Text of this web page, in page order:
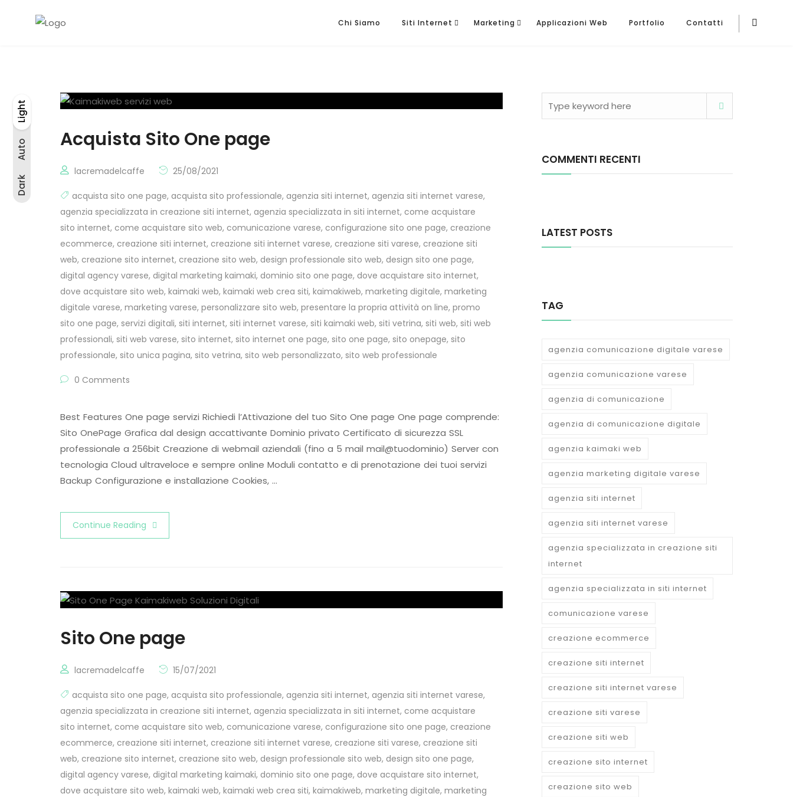
Dark
Auto
Light
Dark
Auto
Light
Chi Siamo Siti Internet Marketing Applicazioni Web Portfolio Contatti
Acquista Sito One page
lacremadelcaffe 25/08/2021
acquista sito one page, acquista sito professionale, agenzia siti internet, agenzia siti internet varese,
agenzia specializzata in creazione siti internet, agenzia specializzata in siti internet, come acquistare
sito internet, come acquistare sito web, comunicazione varese, configurazione sito one page, creazione
ecommerce, creazione siti internet, creazione siti internet varese, creazione siti varese, creazione siti
web, creazione sito internet, creazione sito web, design professionale sito web, design sito one page,
digital agency varese, digital marketing kaimaki, dominio sito one page, dove acquistare sito internet,
dove acquistare sito web, kaimaki web, kaimaki web crea siti, kaimakiweb, marketing digitale, marketing
digitale varese, marketing varese, personalizzare sito web, presentare la propria attività on line, promo
sito one page, servizi digitali, siti internet, siti internet varese, siti kaimaki web, siti vetrina, siti web, siti web
professionali, siti web varese, sito internet, sito internet one page, sito one page, sito onepage, sito
professionale, sito unica pagina, sito vetrina, sito web personalizzato, sito web professionale
0 Comments
Best Features One page servizi Richiedi l’Attivazione del tuo Sito One page One page comprende:
Sito OnePage Grafica dal design accattivante Dominio privato Certificato di sicurezza SSL
professionale a 256bit Creazione di webmail aziendali (fino a 5 mail mail@tuodominio) Server con
tecnologia Cloud ultraveloce e sempre online Moduli contatto e di prenotazione dei tuoi servizi
Backup Configurazione e installazione Cookies, …
Continue Reading
Sito One page
lacremadelcaffe 15/07/2021
acquista sito one page, acquista sito professionale, agenzia siti internet, agenzia siti internet varese,
agenzia specializzata in creazione siti internet, agenzia specializzata in siti internet, come acquistare
sito internet, come acquistare sito web, comunicazione varese, configurazione sito one page, creazione
ecommerce, creazione siti internet, creazione siti internet varese, creazione siti varese, creazione siti
web, creazione sito internet, creazione sito web, design professionale sito web, design sito one page,
digital agency varese, digital marketing kaimaki, dominio sito one page, dove acquistare sito internet,
dove acquistare sito web, kaimaki web, kaimaki web crea siti, kaimakiweb, marketing digitale, marketing
COMMENTI RECENTI
LATEST POSTS
TAG
agenzia comunicazione digitale varese
agenzia comunicazione varese
agenzia di comunicazione
agenzia di comunicazione digitale
agenzia kaimaki web
agenzia marketing digitale varese
agenzia siti internet
agenzia siti internet varese
agenzia specializzata in creazione siti
internet
agenzia specializzata in siti internet
comunicazione varese
creazione ecommerce
creazione siti internet
creazione siti internet varese
creazione siti varese
creazione siti web
creazione sito internet
creazione sito web